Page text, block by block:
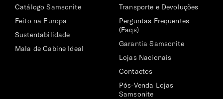
Catálogo Samsonite
Feito na Europa
Sustentabilidade
Mala de Cabine Ideal
Transporte e Devoluções
Perguntas Frequentes
(Faqs)
Garantia Samsonite
Lojas Nacionais
Contactos
Pós-Venda Lojas
Samsonite